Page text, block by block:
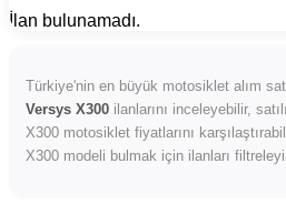
İlan bulunamadı.
Türkiye'nin en büyük motosiklet alım
Versys X300 ilanlarını inceleyebilir,
X300 motosiklet fiyatlarını
X300 modeli bulmak için ilanları